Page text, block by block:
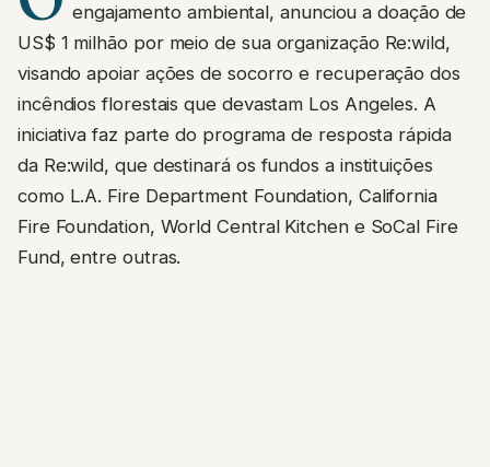
engajamento ambiental, anunciou a doação de
US$ 1 milhão por meio de sua organização Re:wild,
visando apoiar ações de socorro e recuperação dos
incêndios florestais que devastam Los Angeles. A
iniciativa faz parte do programa de resposta rápida
da Re:wild, que destinará os fundos a instituições
como L.A. Fire Department Foundation, California
Fire Foundation, World Central Kitchen e SoCal Fire
Fund, entre outras.